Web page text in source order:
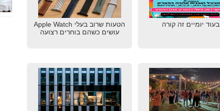
בעוד יומיים זה קורה
הטעות שרוב בעלי Apple Watch
עושים כשהם בוחרים רצועה